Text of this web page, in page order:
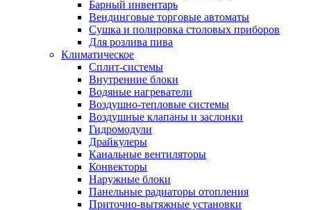
Барный инвентарь
Вендинговые торговые автоматы
Сушка и полировка столовых приборов
Для розлива пива
Климатическое
Сплит-системы
Внутренние блоки
Водяные нагреватели
Воздушно-тепловые системы
Воздушные клапаны и заслонки
Гидромодули
Драйкулеры
Канальные вентиляторы
Конвекторы
Наружные блоки
Панельные радиаторы отопления
Приточно-вытяжные установки